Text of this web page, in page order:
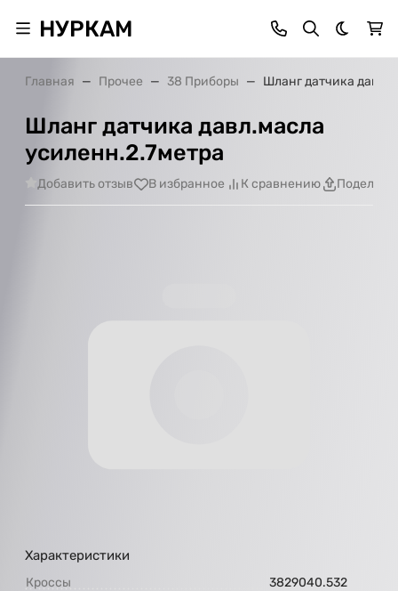
НУРКАМ Темная
Главная Прочее 38 Приборы Шланг датчика
Шланг датчика давл.масла
усиленн.2.7метра
Добавить отзыв В избранное К сравнению
Характеристики
Кроссы
3829040.532